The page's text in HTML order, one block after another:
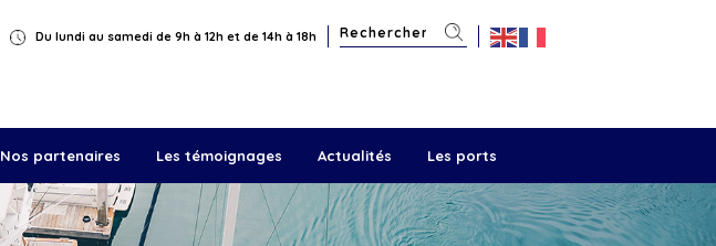
Du lundi au samedi de 9h à 12h et de 14h à 18h
Nos partenaires Les témoignages Actualités Les ports